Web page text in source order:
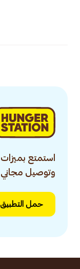
استمتع
وتوصيل مجاني
حمل التطبيق